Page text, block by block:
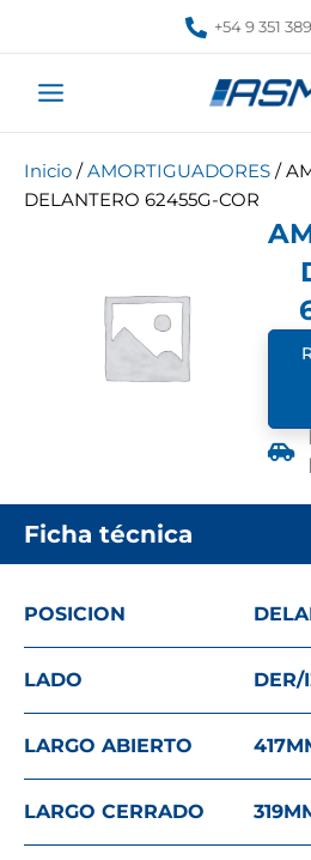
+54 9 351
Inicio /AMORTIGUADORES /
DELANTERO 62455G-COR
Ficha técnica
POSICION
LADO DER/
LARGO ABIERTO 417
LARGO CERRADO 319